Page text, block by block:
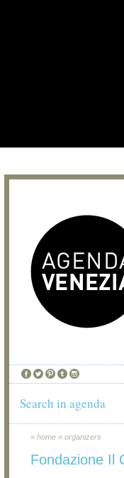
Search in agenda
» home » organizers
Fondazione Il